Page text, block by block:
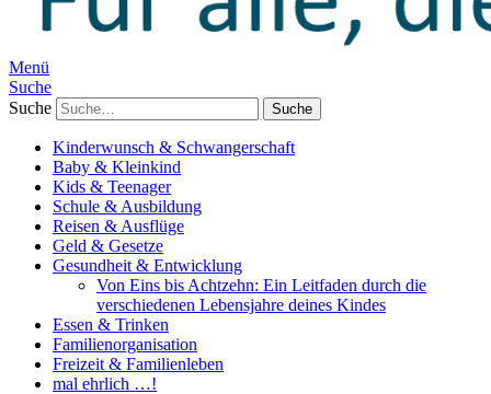
Menü
Suche
Suche
Kinderwunsch & Schwangerschaft
Baby & Kleinkind
Kids & Teenager
Schule & Ausbildung
Reisen & Ausflüge
Geld & Gesetze
Gesundheit & Entwicklung
Von Eins bis Achtzehn: Ein Leitfaden durch die
verschiedenen Lebensjahre deines Kindes
Essen & Trinken
Familienorganisation
Freizeit & Familienleben
mal ehrlich …!